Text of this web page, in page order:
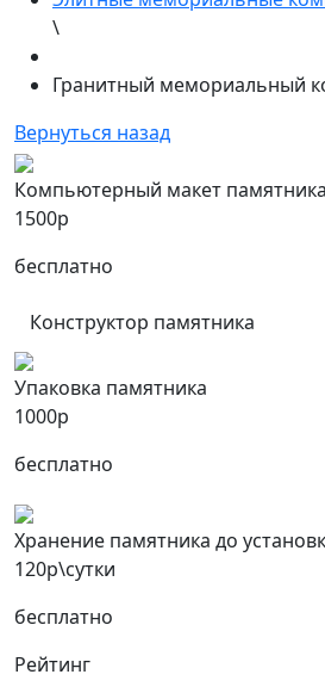
\
Гранитный мемориальный
Вернуться назад
Компьютерный макет памятника
1500р
бесплатно
Конструктор памятника
Упаковка памятника
1000р
бесплатно
Хранение памятника до
120р\сутки
бесплатно
Рейтинг